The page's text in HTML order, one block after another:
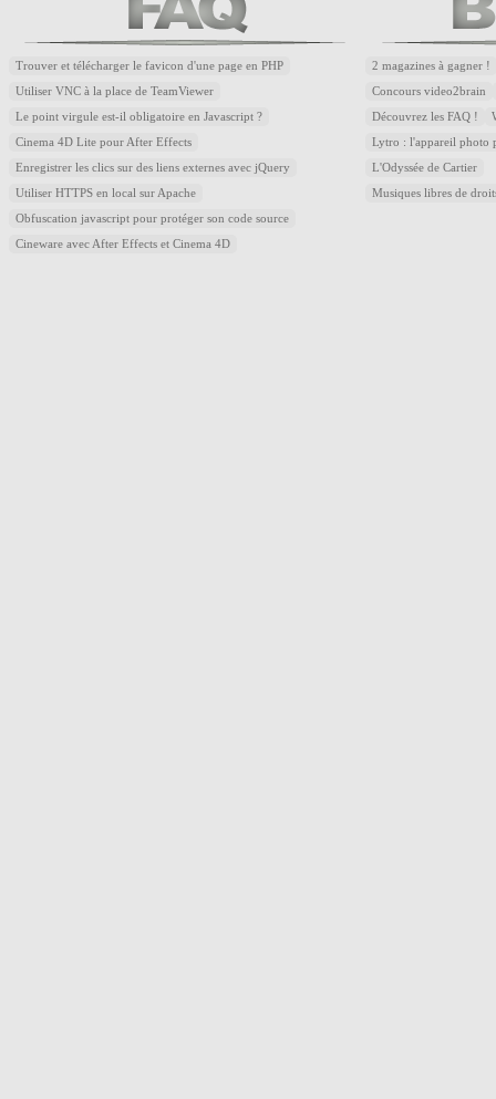
Trouver et télécharger le favicon d'une page en PHP
Utiliser VNC à la place de TeamViewer
Le point virgule est-il obligatoire en Javascript ?
Cinema 4D Lite pour After Effects
Enregistrer les clics sur des liens externes avec jQuery
Utiliser HTTPS en local sur Apache
Obfuscation javascript pour protéger son code source
Cineware avec After Effects et Cinema 4D
2 magazines à gagner !
Concours video2brain
Découvrez les FAQ !
Lytro : l'appareil photo
L'Odyssée de Cartier
Musiques libres de